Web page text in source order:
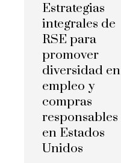
Estrategias
integrales de
RSE para
promover
diversidad en
empleo y
compras
responsables
en Estados
Unidos